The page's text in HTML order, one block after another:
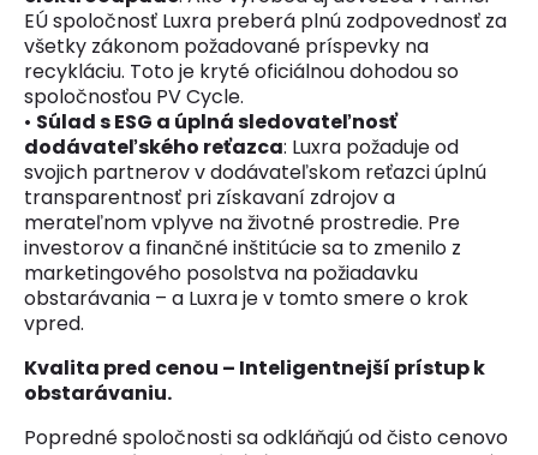
EÚ spoločnosť Luxra preberá plnú zodpovednosť za
všetky zákonom požadované príspevky na
recykláciu. Toto je kryté oficiálnou dohodou so
spoločnosťou PV Cycle.
• Súlad s ESG a úplná sledovateľnosť
dodávateľského reťazca: Luxra požaduje od
svojich partnerov v dodávateľskom reťazci úplnú
transparentnosť pri získavaní zdrojov a
merateľnom vplyve na životné prostredie. Pre
investorov a finančné inštitúcie sa to zmenilo z
marketingového posolstva na požiadavku
obstarávania – a Luxra je v tomto smere o krok
vpred.
Kvalita pred cenou – Inteligentnejší prístup k
obstarávaniu.
Popredné spoločnosti sa odkláňajú od čisto cenovo